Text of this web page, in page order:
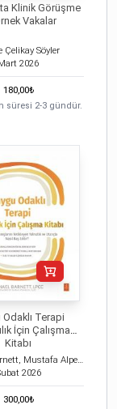
Klinik Görüşme
Vakalar
Çelikay Söyler
2026
180,00₺
süresi 2-3 gündür.
Odaklı Terapi
İçin Çalışma
Kitabı
Michael Barnett, Mustafa Alper Kılıç
2026
300,00₺